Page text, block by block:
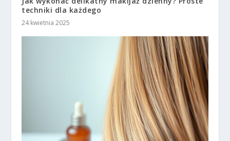
techniki dla każdego
24 kwietnia 2025